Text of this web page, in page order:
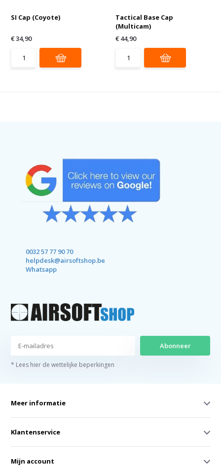
SI Cap (Coyote)
€ 34,90
Tactical Base Cap
(Multicam)
€ 44,90
0032 57 77 90 70
helpdesk@airsoftshop.be
Whatsapp
Abonneer
* Lees hier de wettelijke beperkingen
Meer informatie
Klantenservice
Mijn account